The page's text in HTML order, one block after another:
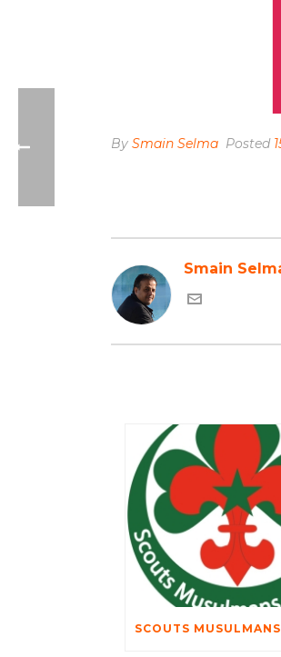
By Smain Selma Posted
Smain